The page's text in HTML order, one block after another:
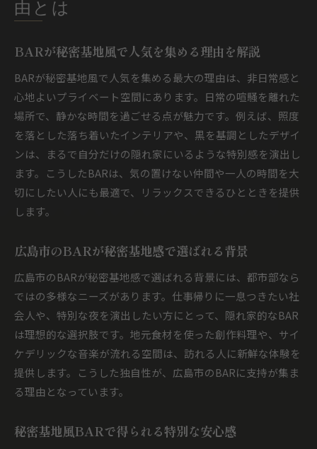
由とは
BARが秘密基地風で人気を集める理由を解説
BARが秘密基地風で人気を集める最大の理由は、非日常感と
心地よいプライベート空間にあります。日常の喧騒を離れた
場所で、静かな時間を過ごせる点が魅力です。例えば、照度
を落とした落ち着いたインテリアや、黒を基調としたデザイ
ンは、まるで自分だけの隠れ家にいるような特別感を演出し
ます。こうしたBARは、気の置けない仲間や一人の時間を大
切にしたい人にも最適で、リラックスできるひとときを提供
します。
広島市のBARが秘密基地感で選ばれる背景
広島市のBARが秘密基地感で選ばれる背景には、都市部なら
ではの多様なニーズがあります。仕事帰りに一息つきたい社
会人や、特別な夜を演出したい方にとって、隠れ家的なBAR
は理想的な選択肢です。地元食材を使った創作料理や、サイ
ケデリックな音楽が流れる空間は、訪れる人に新鮮な体験を
提供します。こうした独自性が、広島市のBARに支持が集ま
る理由となっています。
秘密基地風BARで得られる特別な安心感